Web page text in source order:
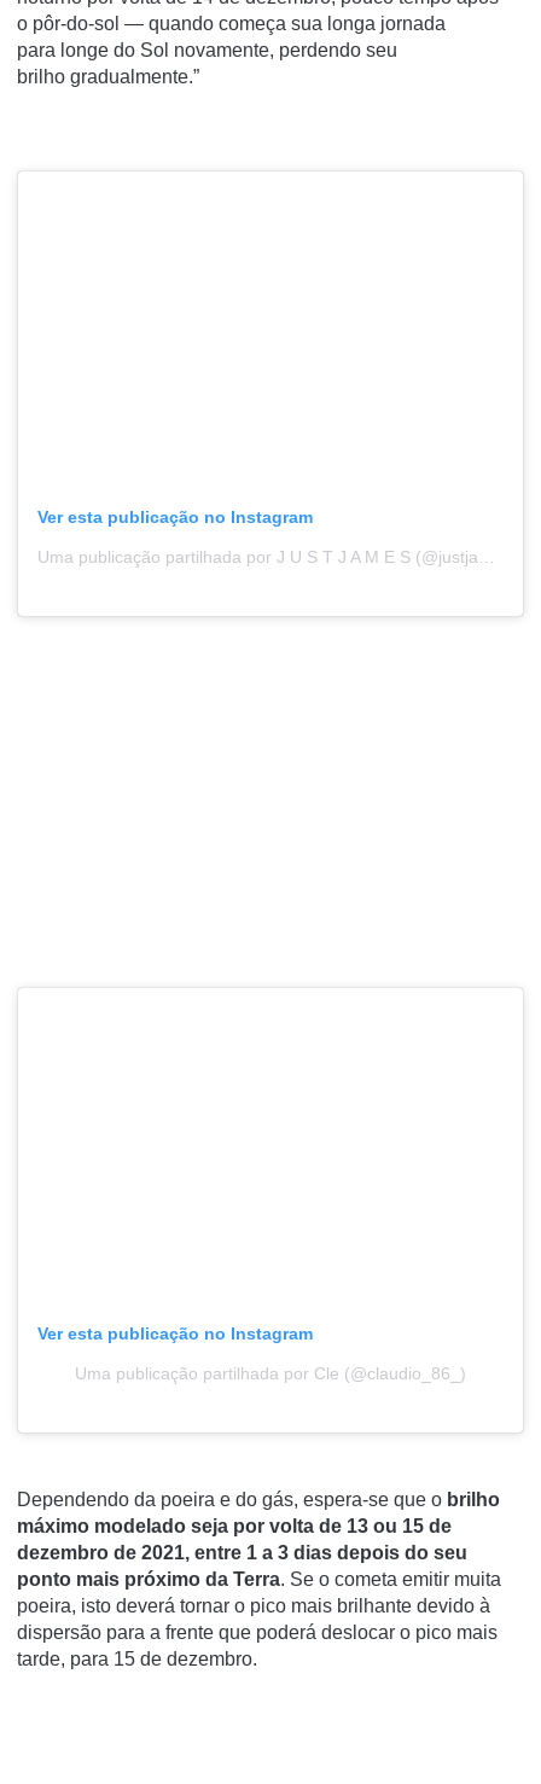
o pôr-do-sol — quando começa sua longa jornada
para longe do Sol novamente, perdendo seu
brilho gradualmente.”
Ver esta publicação no Instagram
Ver esta publicação no Instagram
Uma publicação partilhada por Cle (@claudio_86_)
Dependendo da poeira e do gás, espera-se que o brilho
máximo modelado seja por volta de 13 ou 15 de
dezembro de 2021, entre 1 a 3 dias depois do seu
ponto mais próximo da Terra. Se o cometa emitir muita
poeira, isto deverá tornar o pico mais brilhante devido à
dispersão para a frente que poderá deslocar o pico mais
tarde, para 15 de dezembro.